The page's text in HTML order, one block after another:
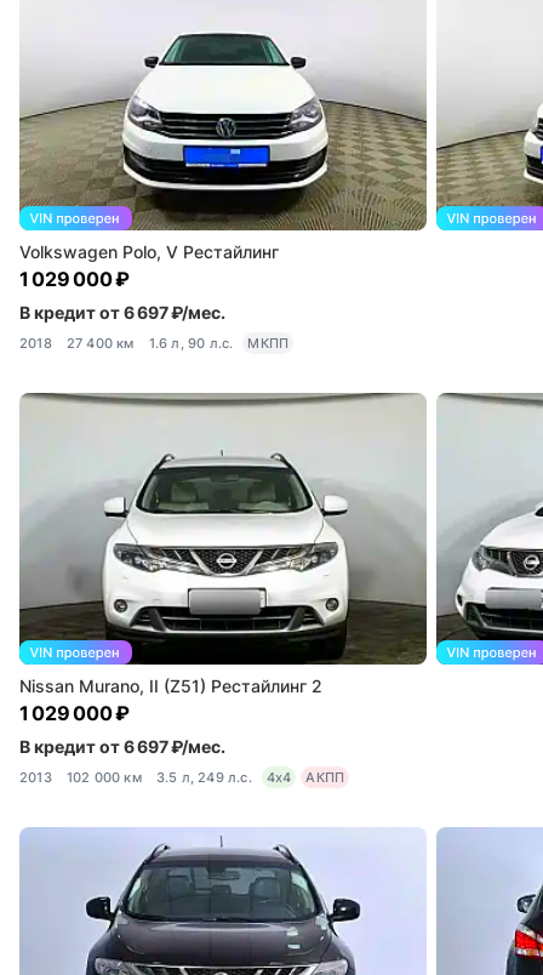
Volkswagen Polo, V Рестайлинг
1 029 000 ₽
В кредит от 6 697 ₽/мес.
2018 27 400 км 1.6 л, 90 л.с. МКПП
Nissan Murano, II (Z51) Рестайлинг 2
1 029 000 ₽
В кредит от 6 697 ₽/мес.
2013 102 000 км 3.5 л, 249 л.с. 4x4 АКПП